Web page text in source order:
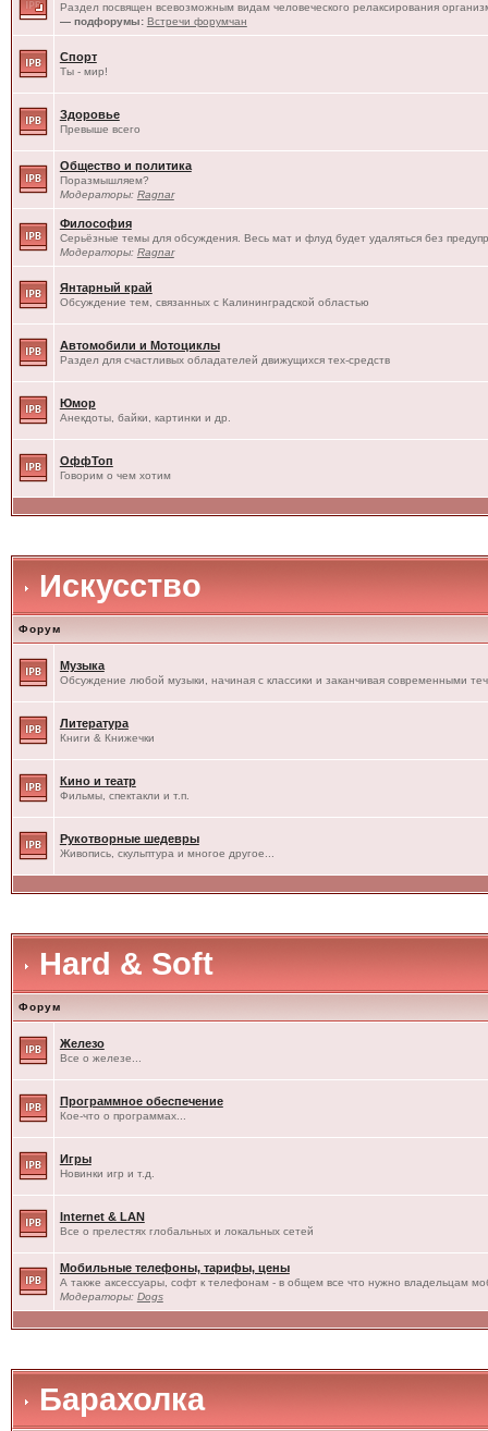
Раздел посвящен всевозможным видам человеческого релаксирования
— подфорумы: Встречи форумчан
Спорт
Ты - мир!
Здоровье
Превыше всего
Общество и политика
Поразмышляем?
Модераторы: Ragnar
Философия
Серьёзные темы для обсуждения. Весь мат и флуд будет удаляться без
Модераторы: Ragnar
Янтарный край
Обсуждение тем, связанных с Калининградской областью
Автомобили и Мотоциклы
Раздел для счастливых обладателей движущихся тех-средств
Юмор
Анекдоты, байки, картинки и др.
ОффТоп
Говорим о чем хотим
Искусство
Форум
Музыка
Обсуждение любой музыки, начиная с классики и заканчивая современными
Литература
Книги & Книжечки
Кино и театр
Фильмы, спектакли и т.п.
Рукотворные шедевры
Живопись, скульптура и многое другое...
Hard & Soft
Форум
Железо
Все о железе...
Программное обеспечение
Кое-что о программах...
Игры
Новинки игр и т.д.
Internet & LAN
Все о прелестях глобальных и локальных сетей
Мобильные телефоны, тарифы, цены
А также аксессуары, софт к телефонам - в общем все что нужно владельцам
Модераторы: Dogs
Барахолка